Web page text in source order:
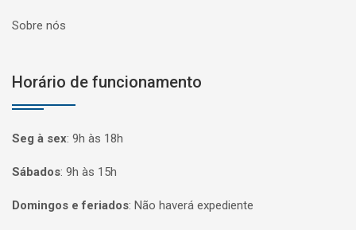
Sobre nós
Horário de funcionamento
Seg à sex: 9h às 18h
Sábados: 9h às 15h
Domingos e feriados: Não haverá expediente